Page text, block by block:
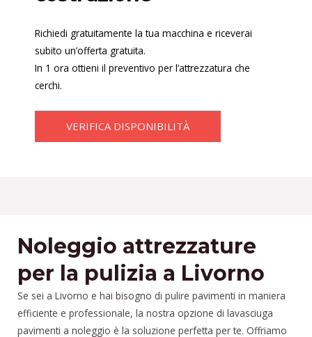
Richiedi gratuitamente la tua macchina e riceverai
subito un’offerta gratuita.
In 1 ora ottieni il preventivo per l’attrezzatura che
cerchi.
VERIFICA DISPONIBILITÀ
Noleggio attrezzature
per la pulizia a Livorno
Se sei a Livorno e hai bisogno di pulire pavimenti in maniera
efficiente e professionale, la nostra opzione di lavasciuga
pavimenti a noleggio è la soluzione perfetta per te. Offriamo